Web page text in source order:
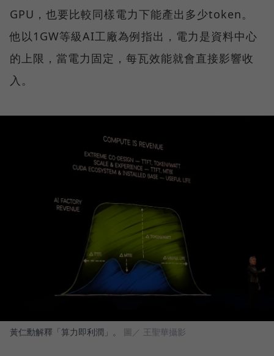
GPU，也要比較同樣電力下能產出多少token。
他以1GW等級AI工廠為例指出，電力是資料中心
的上限，當電力固定，每瓦效能就會直接影響收
入。
黃仁勳解釋「算力即利潤」。 圖／ 王聖華攝影